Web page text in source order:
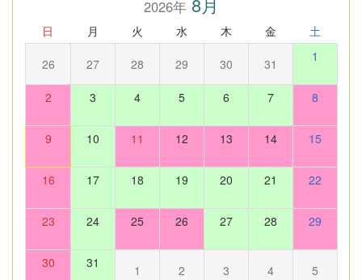
2026年
日 月 火 水 木 金 土
26 27 28 29 30 31 1
2 3 4 5 6 7 8
9 10 11 12 13 14 15
16 17 18 19 20 21 22
23 24 25 26 27 28 29
30 31 1 2 3 4 5